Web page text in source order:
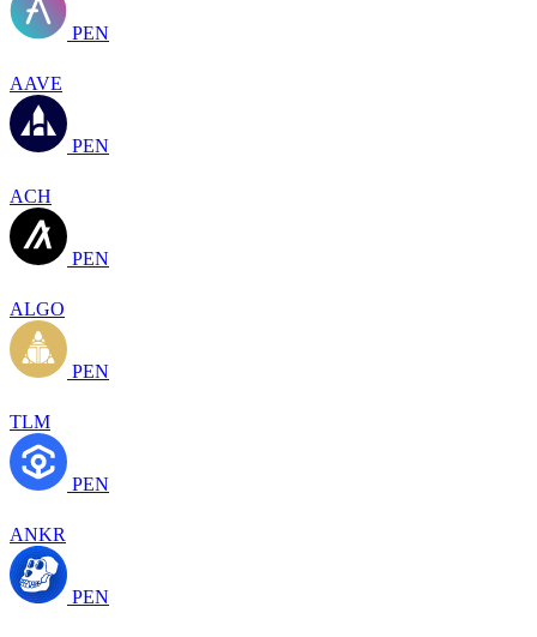
PEN
AAVE
PEN
ACH
PEN
ALGO
PEN
TLM
PEN
ANKR
PEN